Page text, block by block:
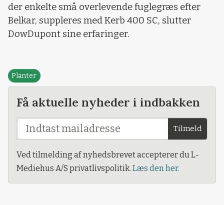
der enkelte små overlevende fuglegræs efter
Belkar, suppleres med Kerb 400 SC, slutter
DowDupont sine erfaringer.
Planter
Få aktuelle nyheder i indbakken
Tilmeld
Ved tilmelding af nyhedsbrevet accepterer du L-
Mediehus A/S privatlivspolitik. Læs den her.